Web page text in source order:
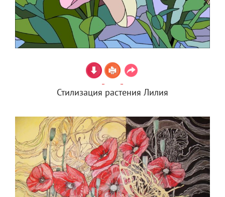
Стилизация растения Лилия